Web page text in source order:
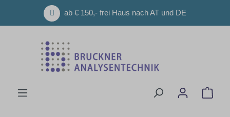
Zum Hauptinhalt springenab € 150,- frei Haus nach AT und DE